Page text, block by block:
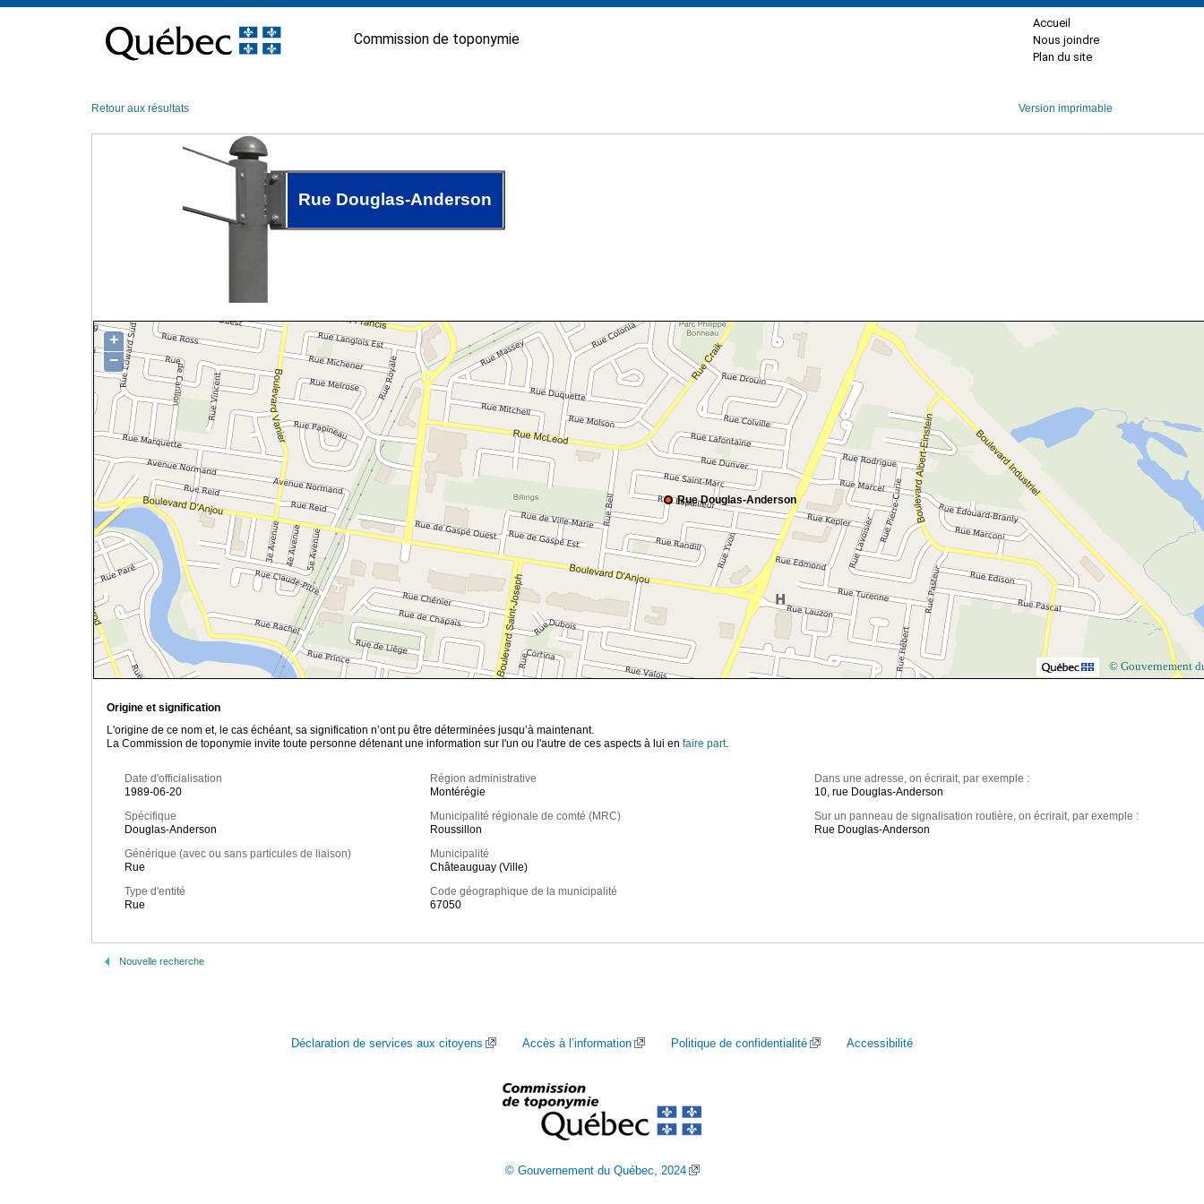
contenu
Commission de toponymie
Accueil
Nous joindre
Plan du site
Retour aux résultats Version imprimable
Rue Douglas-Anderson
Rue Douglas-Anderson
+
−
© Gouvernement
Origine et signification
L'origine de ce nom et, le cas échéant, sa signification n’ont pu être déterminées jusqu’à maintenant.
La Commission de toponymie invite toute personne détenant une information sur l'un ou l'autre de ces aspects à lui en faire part.
Date d'officialisation
1989-06-20
Spécifique
Douglas-Anderson
Générique (avec ou sans particules de liaison)
Rue
Type d'entité
Rue
Région administrative
Montérégie
Municipalité régionale de comté (MRC)
Roussillon
Municipalité
Châteauguay (Ville)
Code géographique de la municipalité
67050
Dans une adresse, on écrirait, par exemple :
10, rue Douglas-Anderson
Sur un panneau de signalisation routière, on écrirait, par exemple :
Rue Douglas-Anderson
Nouvelle recherche
Déclaration de services aux citoyens Accès à l’information Politique de confidentialité Accessibilité
© Gouvernement du Québec, 2024